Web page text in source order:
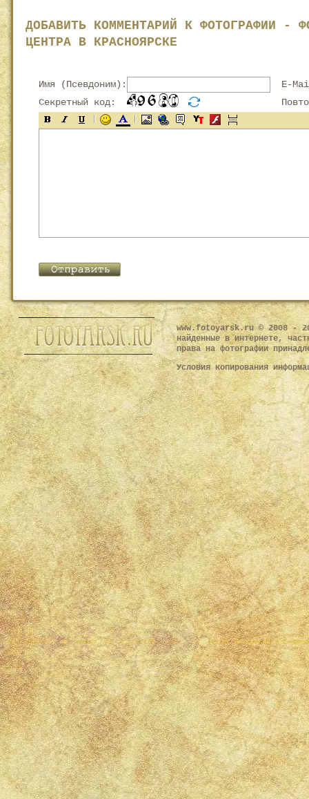
ДОБАВИТЬ КОММЕНТАРИЙ К ФОТОГРАФИИ -
ЦЕНТРА В КРАСНОЯРСКЕ
Имя (Псевдоним):
E-
Секретный код:
www.fotoyarsk.ru © 2008 -
найденные в интернете,
права на фотографии
Условия копирования